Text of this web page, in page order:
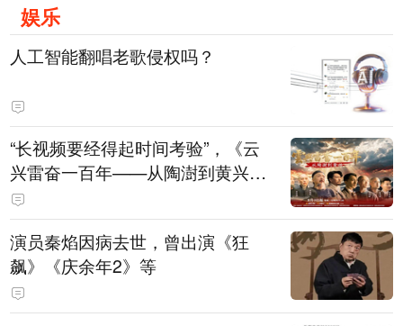
娱乐
人工智能翻唱老歌侵权吗？
“长视频要经得起时间考验”，《云
兴雷奋一百年——从陶澍到黄兴》
主创揭秘幕后
演员秦焰因病去世，曾出演《狂
飙》《庆余年2》等